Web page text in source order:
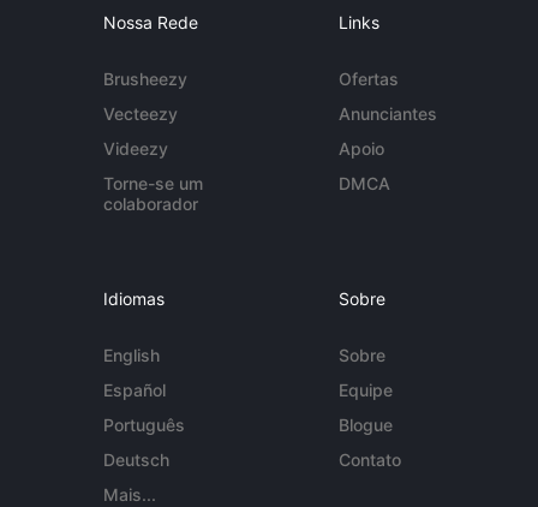
Nossa Rede
Brusheezy
Vecteezy
Videezy
Torne-se um
colaborador
Links
Ofertas
Anunciantes
Apoio
DMCA
Idiomas
English
Español
Português
Deutsch
Mais...
Sobre
Sobre
Equipe
Blogue
Contato